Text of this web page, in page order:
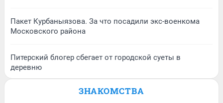
Пакет Курбаныязова. За что посадили экс-военкома
Московского района
Питерский блогер сбегает от городской суеты в
деревню
ЗНАКОМСТВА